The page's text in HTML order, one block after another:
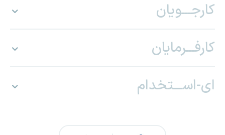
کارجـــویان
کارفـــرمایان
ای-اســـتخدام